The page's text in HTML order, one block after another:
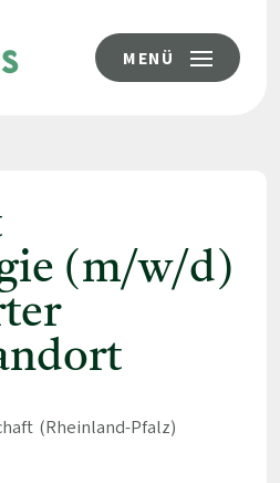
MENÜ
(m/w/d)
(Rheinland-Pfalz)